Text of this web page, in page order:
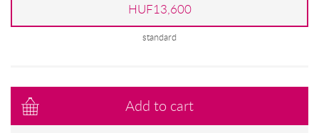
HUF13,600
standard
Add to cart